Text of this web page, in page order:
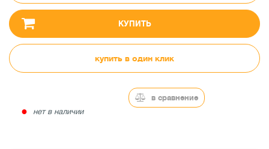
КУПИТЬ
купить в один клик
● нет в наличии
в сравнение